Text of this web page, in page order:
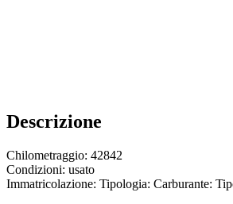
Descrizione
Chilometraggio: 42842
Condizioni: usato
Immatricolazione: Tipologia: Carburante: